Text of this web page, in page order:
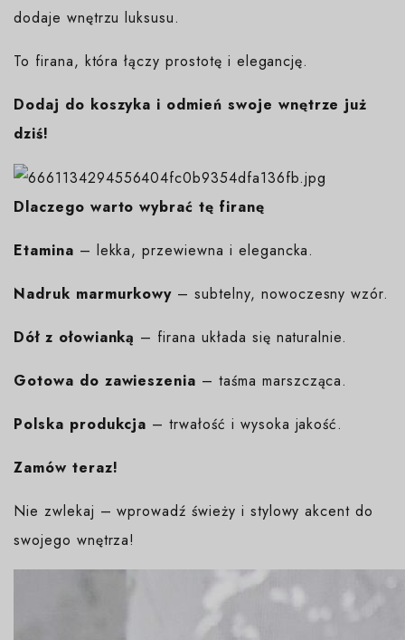
dodaje wnętrzu luksusu.
To firana, która łączy prostotę i elegancję.
Dodaj do koszyka i odmień swoje wnętrze już
dziś!
Dlaczego warto wybrać tę firanę
Etamina – lekka, przewiewna i elegancka.
Nadruk marmurkowy – subtelny, nowoczesny wzór.
Dół z ołowianką – firana układa się naturalnie.
Gotowa do zawieszenia – taśma marszcząca.
Polska produkcja – trwałość i wysoka jakość.
Zamów teraz!
Nie zwlekaj – wprowadź świeży i stylowy akcent do
swojego wnętrza!